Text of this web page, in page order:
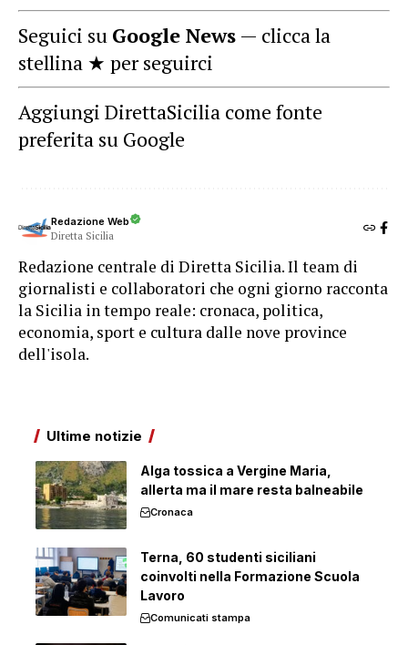
Seguici su Google News — clicca la
stellina ★ per seguirci
Aggiungi DirettaSicilia come fonte
preferita su Google
Redazione Web
Diretta Sicilia
Redazione centrale di Diretta Sicilia. Il team di
giornalisti e collaboratori che ogni giorno racconta
la Sicilia in tempo reale: cronaca, politica,
economia, sport e cultura dalle nove province
dell'isola.
Ultime notizie
Alga tossica a Vergine Maria,
allerta ma il mare resta balneabile
Cronaca
Terna, 60 studenti siciliani
coinvolti nella Formazione Scuola
Lavoro
Comunicati stampa